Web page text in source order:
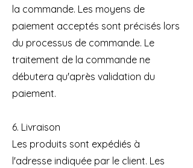
la commande. Les moyens de
paiement acceptés sont précisés lors
du processus de commande. Le
traitement de la commande ne
débutera qu'après validation du
paiement.
6. Livraison
Les produits sont expédiés à
l'adresse indiquée par le client. Les